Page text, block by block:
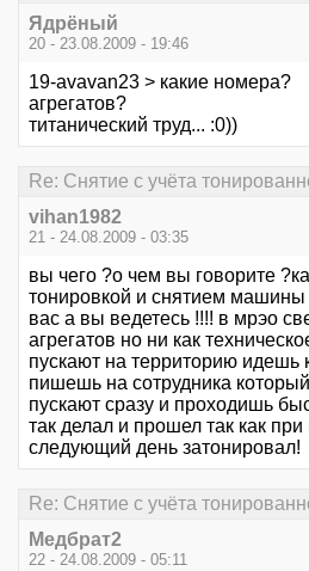
Ядрёный
20 - 23.08.2009 - 19:46
19-avavan23 > какие номера?
агрегатов?
титанический труд... :0))
Re: Снятие с учёта
vihan1982
21 - 24.08.2009 - 03:35
вы чего ?о чем вы говорите
тонировкой и снятием машины
вас а вы ведетесь !!!! в мрэо
агрегатов но ни как
пускают на территорию идешь
пишешь на сотрудника
пускают сразу и проходишь
так делал и прошел так как при
следующий день затонировал!
Re: Снятие с учёта
Медбрат2
22 - 24.08.2009 - 05:11